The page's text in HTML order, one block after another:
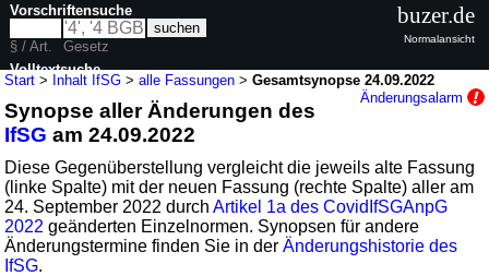
Start > Inhalt IfSG >alle Fassungen >Gesamtsynopse 24.09.2022
Änderungsalarm
Synopse aller Änderungen des
IfSG am 24.09.2022
Diese Gegenüberstellung vergleicht die jeweils alte Fassung
(linke Spalte) mit der neuen Fassung (rechte Spalte) aller am
24. September 2022 durchArtikel 1a des CovidIfSGAnpG
2022 geänderten Einzelnormen. Synopsen für andere
Änderungstermine finden Sie in derÄnderungshistorie des
IfSG.
Vorschriftensuche
§ / Art.
Gesetz
Volltextsuche
nur in IfSG
buzer.de
Normalansicht